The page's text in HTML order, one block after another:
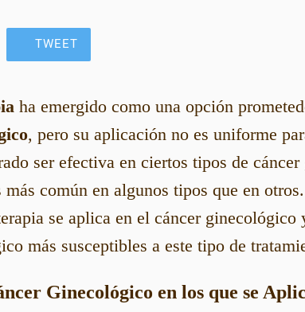
TWEET
ha emergido como una opción
, pero su aplicación no es uniforme
ser efectiva en ciertos tipos de
más común en algunos tipos que en
se aplica en el cáncer ginecológico
más susceptibles a este tipo de
Ginecológico en los que se